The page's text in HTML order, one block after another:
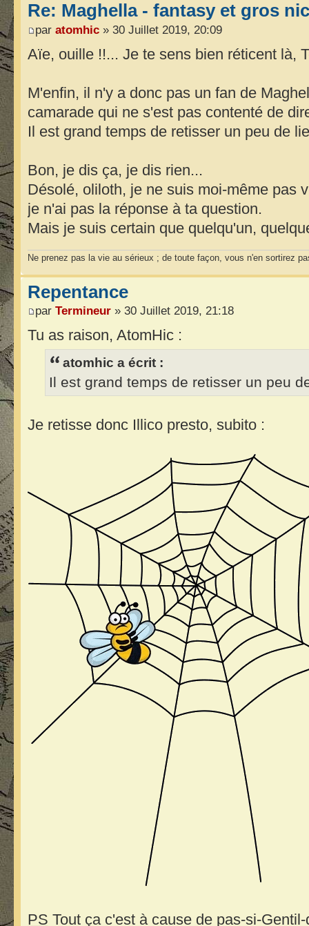
Re: Maghella - fantasy et gros
par atomhic » 30 Juillet 2019, 20:09
Aïe, ouille !!... Je te sens bien réticent là,
M'enfin, il n'y a donc pas un fan de
camarade qui ne s'est pas contenté de
Il est grand temps de retisser un peu de
Bon, je dis ça, je dis rien...
Désolé, oliloth, je ne suis moi-même pas
je n'ai pas la réponse à ta question.
Mais je suis certain que quelqu'un,
Ne prenez pas la vie au sérieux ; de toute façon, vous n'en sortirez
Repentance
par Termineur » 30 Juillet 2019, 21:18
Tu as raison, AtomHic :
atomhic a écrit :
Il est grand temps de retisser un peu
Je retisse donc Illico presto, subito :
PS Tout ça c'est à cause de pas-si-